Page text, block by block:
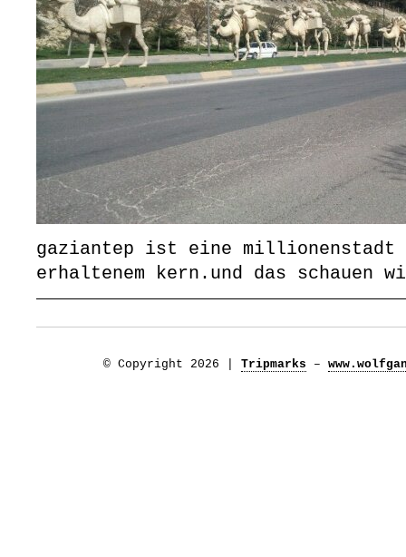
gaziantep ist eine
erhaltenem kern.und das schauen
© Copyright 2026 | Tripmarks –